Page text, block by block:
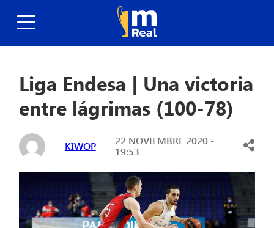
Liga Endesa | Una victoria
entre lágrimas (100-78)
KIWOP
22 NOVIEMBRE 2020 -
19:53